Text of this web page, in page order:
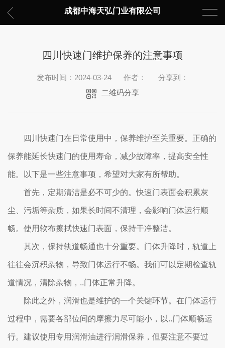
成都中海天弘门业有限公司
四川快速门维护保养的注意事项
发布时间：2024-03-24 作者：
分享到：
二维码分享
四川快速门在日常使用中，保养维护至关重要。正确的
保养能延长快速门的使用寿命，减少故障率，提高安全性
能。以下是一些注意事项，希望对大家有所帮助。
首先，定期清洁是必不可少的。快速门表面会积累灰
尘、污垢等杂质，如果长时间不清理，会影响门体运行顺
畅。使用软布擦拭快速门表面，保持干净整洁。
其次，保持轨道畅通也十分重要。门体升降时，轨道上
往往会沉积杂物，导致门体运行不畅。我们可以定期检查轨
道情况，清除杂物，..门体正常升降。
除此之外，润滑也是维护的一个关键环节。在门体运行
过程中，需要各部位间的摩擦力尽可能小，以..门体顺畅运
行。建议使用专用润滑油进行润滑保养，但要注意不要过